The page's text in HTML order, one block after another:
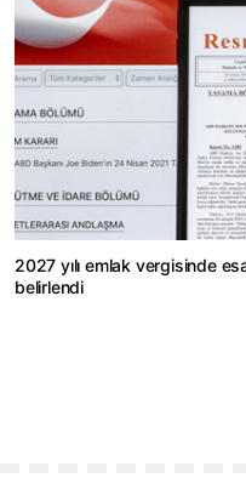
2027 yılı emlak vergisinde
belirlendi